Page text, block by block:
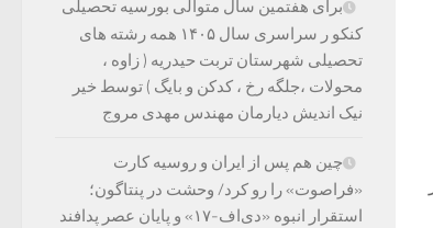
برای هفتمین سال متوالی بورسیه تحصیلی
کنکو ر سراسری سال ۱۴۰۵ همه رشته های
تحصیلی شهرستان تربت حیدریه ( زاوه ،
محولات ،جلگه رخ ، کدکن و بایگ ) توسط خیر
نیک اندیش دیارمان مهندس مهدی مروج
چین هم پس از ایران و روسیه کارت
«فراصوت» را رو کرد/ وحشت در پنتاگون؛
استقرار انبوه «دی‌اف‑۱۷» و پایان عصر پدافند